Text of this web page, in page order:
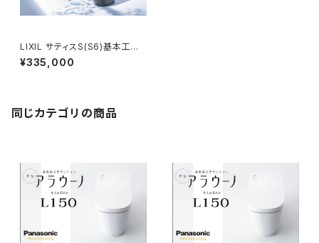
LIXIL サティスS(S6)基本工事
費コミコミプラン
¥335,000
同じカテゴリの商品